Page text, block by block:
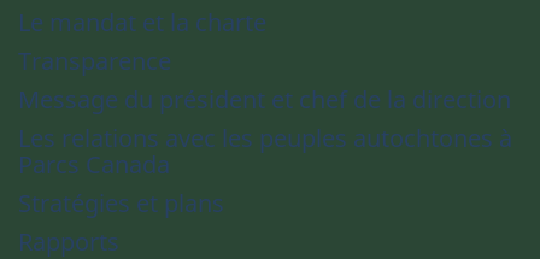
Le mandat et la charte
Transparence
Message du président et chef de la direction
Les relations avec les peuples autochtones à
Parcs Canada
Stratégies et plans
Rapports